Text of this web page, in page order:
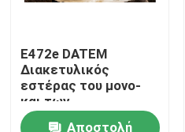
Προϊόντα
E472e DATEM
Διακετυλικός
εστέρας του μονο-
και των
διγλυκεριδίων του
Αποστολή